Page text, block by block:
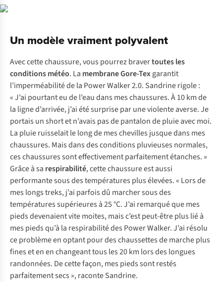
Un modèle vraiment polyvalent
Avec cette chaussure, vous pourrez bravertoutes les
conditions météo. La membrane Gore-Texgarantit
l’imperméabilité de la Power Walker 2.0. Sandrine rigole :
« J’ai pourtant eu de l’eau dans mes chaussures. À 10 km de
la ligne d’arrivée, j’ai été surprise par une violente averse. Je
portais un short et n’avais pas de pantalon de pluie avec moi.
La pluie ruisselait le long de mes chevilles jusque dans mes
chaussures. Mais dans des conditions pluvieuses normales,
ces chaussures sont effectivement parfaitement étanches. »
Grâce à sa respirabilité, cette chaussure est aussi
performante sous des températures plus élevées. « Lors de
mes longs treks, j’ai parfois dû marcher sous des
températures supérieures à 25 °C. J’ai remarqué que mes
pieds devenaient vite moites, mais c’est peut-être plus lié à
mes pieds qu’à la respirabilité des Power Walker. J’ai résolu
ce problème en optant pour des chaussettes de marche plus
fines et en en changeant tous les 20 km lors des longues
randonnées. De cette façon, mes pieds sont restés
parfaitement secs », raconte Sandrine.